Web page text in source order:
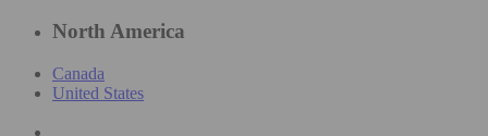
North America
Canada
United States